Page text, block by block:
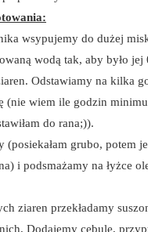
wsypujemy do dużej
wodą tak, aby było jej
Odstawiamy na kilka
(nie wiem ile godzin
do rana;)).
(posiekałam grubo, potem
i podsmażamy na łyżce
ziaren przekładamy
Dodajemy cebulę,